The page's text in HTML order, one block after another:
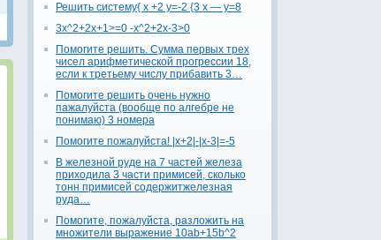
Решить систему{ х +2 у=-2 {3 х — у=8
3x^2+2x+1>=0 -x^2+2x-3>0
Помогите решить. Сумма первых трех
чисел арифметической прогрессии 18,
если к третьему числу прибавить 3…
Помогите решить очень нужно
пажалуйста (вообще по алгебре не
понимаю) 3 номера
Помогите пожалуйста! |x+2|-|x-3|=-5
В железной руде на 7 частей железа
приходила 3 части примисей, сколько
тонн примисей содержитжелезная
руда…
Помогите, пожалуйста, разложить на
множители выражение 10ab+15b^2